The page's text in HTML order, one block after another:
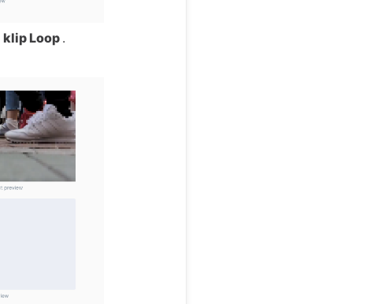
klip Loop .